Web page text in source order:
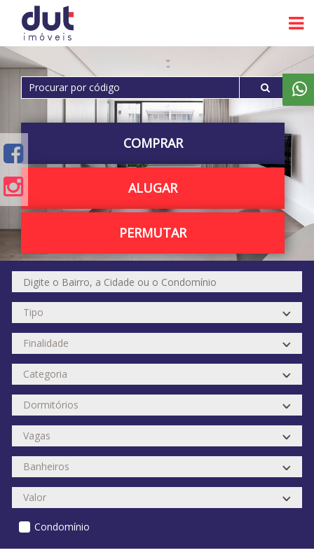
COMPRAR
ALUGAR
PERMUTAR
Condomínio